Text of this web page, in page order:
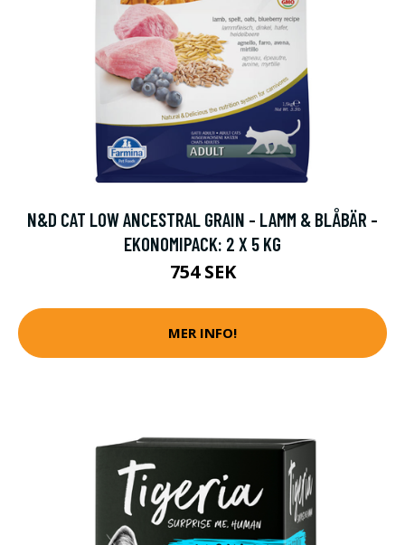
N&D CAT LOW ANCESTRAL GRAIN - LAMM & BLÅBÄR -
EKONOMIPACK: 2 X 5 KG
754 SEK
MER INFO!